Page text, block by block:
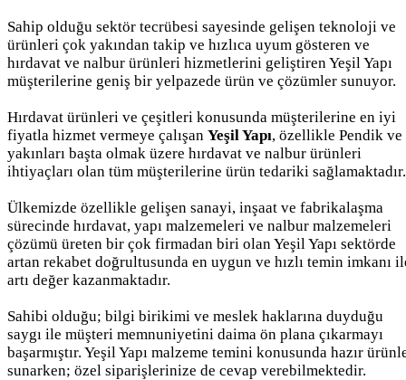
Sahip olduğu sektör tecrübesi sayesinde gelişen teknoloji ve
ürünleri çok yakından takip ve hızlıca uyum gösteren ve
hırdavat ve nalbur ürünleri hizmetlerini geliştiren Yeşil Yapı
müşterilerine geniş bir yelpazede ürün ve çözümler sunuyor.
Hırdavat ürünleri ve çeşitleri konusunda müşterilerine en iyi
fiyatla hizmet vermeye çalışan Yeşil Yapı, özellikle Pendik ve
yakınları başta olmak üzere hırdavat ve nalbur ürünleri
ihtiyaçları olan tüm müşterilerine ürün tedariki sağlamaktadır.
Ülkemizde özellikle gelişen sanayi, inşaat ve fabrikalaşma
sürecinde hırdavat, yapı malzemeleri ve nalbur malzemeleri
çözümü üreten bir çok firmadan biri olan Yeşil Yapı sektörde
artan rekabet doğrultusunda en uygun ve hızlı temin imkanı
artı değer kazanmaktadır.
Sahibi olduğu; bilgi birikimi ve meslek haklarına duyduğu
saygı ile müşteri memnuniyetini daima ön plana çıkarmayı
başarmıştır. Yeşil Yapı malzeme temini konusunda hazır
sunarken; özel siparişlerinize de cevap verebilmektedir.